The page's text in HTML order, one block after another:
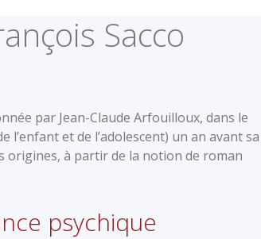
Sacco
par Jean-Claude Arfouilloux, dans le
l’enfant et de l’adolescent) un an avant sa
origines, à partir de la notion de roman
psychique